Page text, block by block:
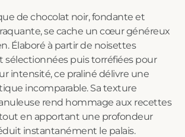
de chocolat noir, fondante et
se cache un cœur généreux
Élaboré à partir de noisettes
sélectionnées puis torréfiées pour
intensité, ce praliné délivre une
incomparable. Sa texture
rend hommage aux recettes
en apportant une profondeur
instantanément le palais.